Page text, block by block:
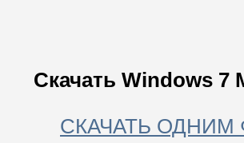
Скачать Windows 7
СКАЧАТЬ ОДНИМ